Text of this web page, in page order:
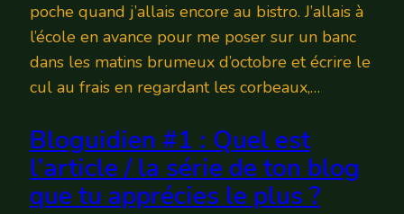
poche quand j’allais encore au bistro. J’allais à
l’école en avance pour me poser sur un banc
dans les matins brumeux d’octobre et écrire le
cul au frais en regardant les corbeaux,…
Bloguidien #1 : Quel est
l’article / la série de ton blog
que tu apprécies le plus ?